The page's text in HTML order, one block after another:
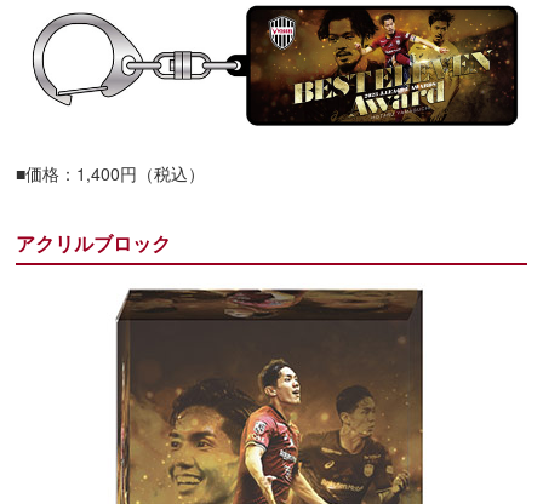
■価格：1,400円（税込）
アクリルブロック